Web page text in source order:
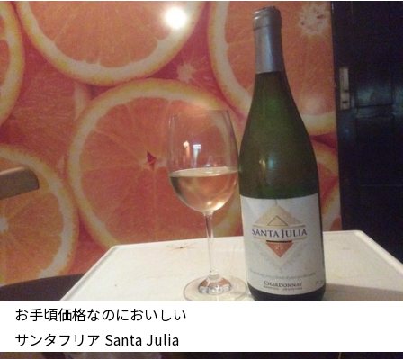
お手頃価格なのにおいしい
サンタフリア Santa Julia